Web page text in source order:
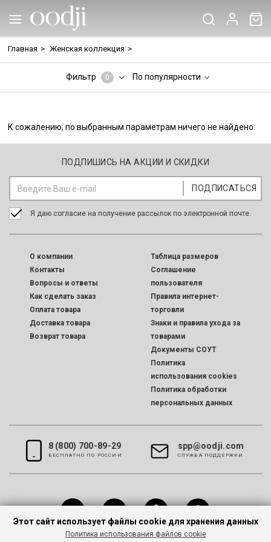
Главная > Женская коллекция >
Фильтр 0 По популярности
К сожалению, по выбранным параметрам ничего не найдено.
ПОДПИШИСЬ НА АКЦИИ И СКИДКИ
Я даю согласие на получение рассылок по электронной почте.
O компании
Контакты
Вопросы и ответы
Как сделать заказ
Оплата товара
Доставка товара
Возврат товара
Таблица размеров
Соглашение
пользователя
Правила интернет-
торговли
Знаки и правила ухода за
товарами
Документы СОУТ
Политика
использования cookies
Политика обработки
персональных данных
8 (800) 700-89-29
БЕСПЛАТНО ПО РОССИИ
spp@oodji.com
CЛУЖБА ПОДДЕРЖКИ
Этот сайт использует файлы cookie для хранения данных
Политика использования файлов cookie